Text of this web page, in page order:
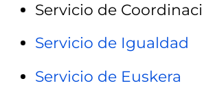
Servicio de
Servicio de Igualdad
Servicio de Euskera